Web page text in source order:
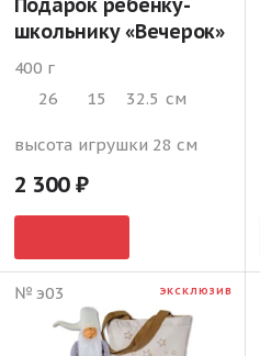
школьнику «Вечерок»
400 г
26
15 32.5 см
высота игрушки 28 см
2 300
№ э03 ЭКСКЛЮЗИВ